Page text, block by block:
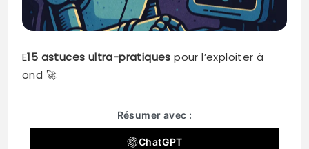
E15 astuces ultra-pratiques pour l’exploiter à
ond 🚀
Résumer avec :
ChatGPT